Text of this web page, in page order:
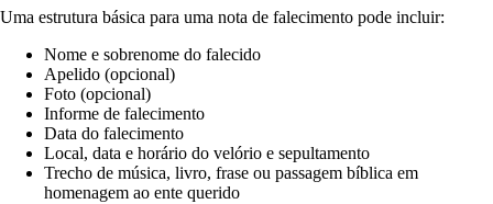
Uma estrutura básica para uma nota de falecimento pode incluir:
Nome e sobrenome do falecido
Apelido (opcional)
Foto (opcional)
Informe de falecimento
Data do falecimento
Local, data e horário do velório e sepultamento
Trecho de música, livro, frase ou passagem bíblica em
homenagem ao ente querido